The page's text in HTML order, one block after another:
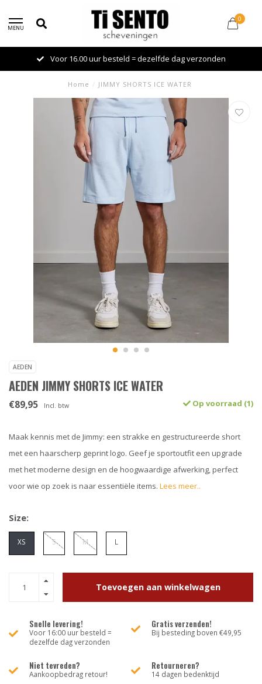
MENU
0
Voor 16.00 uur besteld = dezelfde dag verzonden
Home / JIMMY SHORTS ICE WATER
AEDEN
AEDEN JIMMY SHORTS ICE WATER
€89,95 Incl. btw Op voorraad (1)
Maak kennis met de Jimmy: een strakke en gestructureerde short
met een haarscherp geprint logo. Geef je sportoutfit een upgrade
met het moderne design en de hoogwaardige afwerking, perfect
voor wie op zoek is naar essentiële items. Lees meer..
Size:
XS S M L
Toevoegen aan winkelwagen
Snelle levering!
Voor 16:00 uur besteld =
dezelfde dag verzonden
Gratis verzenden!
Bij besteding boven €49,95
Niet tevreden?
Aankoopbedrag retour!
Retourneren?
14 dagen bedenktijd